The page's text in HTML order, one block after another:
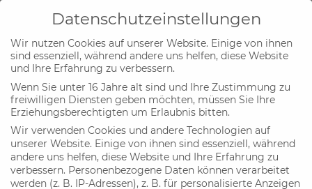
Bildungspflicht statt Schulpflicht
– Hausunterricht zulassen!
vonBündnis C|17. Mai 2019| Familie und Bildung
Datenschutzeinstellungen
Wir nutzen Cookies auf unserer Website. Einige von ihnen
sind essenziell, während andere uns helfen, diese Website
und Ihre Erfahrung zu verbessern.
Wenn Sie unter 16 Jahre alt sind und Ihre Zustimmung zu
freiwilligen Diensten geben möchten, müssen Sie Ihre
Erziehungsberechtigten um Erlaubnis bitten.
Wir verwenden Cookies und andere Technologien auf
unserer Website. Einige von ihnen sind essenziell, während
andere uns helfen, diese Website und Ihre Erfahrung zu
verbessern. Personenbezogene Daten können verarbeitet
werden (z. B. IP-Adressen), z. B. für personalisierte Anzeigen